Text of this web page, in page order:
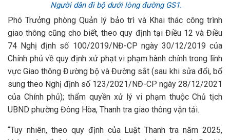
Người dân đi bộ dưới lòng đường GS1.
Phó Trưởng phòng Quản lý bảo trì và Khai thác công trình
giao thông cũng cho biết, theo quy định tại Điều 12 và Điều
74 Nghị định số 100/2019/NĐ-CP ngày 30/12/2019 của
Chính phủ về quy định xử phạt vi phạm hành chính trong lĩnh
vực Giao thông Đường bộ và Đường sắt (sau khi sửa đổi, bổ
sung theo Nghị định số 123/2021/NĐ-CP ngày 28/12/2021
của Chính phủ); thẩm quyền xử lý vi phạm thuộc Chủ tịch
UBND phường Đông Hòa, Thanh tra giao thông vận tải.
“Tuy nhiên, theo quy định của Luật Thanh tra năm 2025,